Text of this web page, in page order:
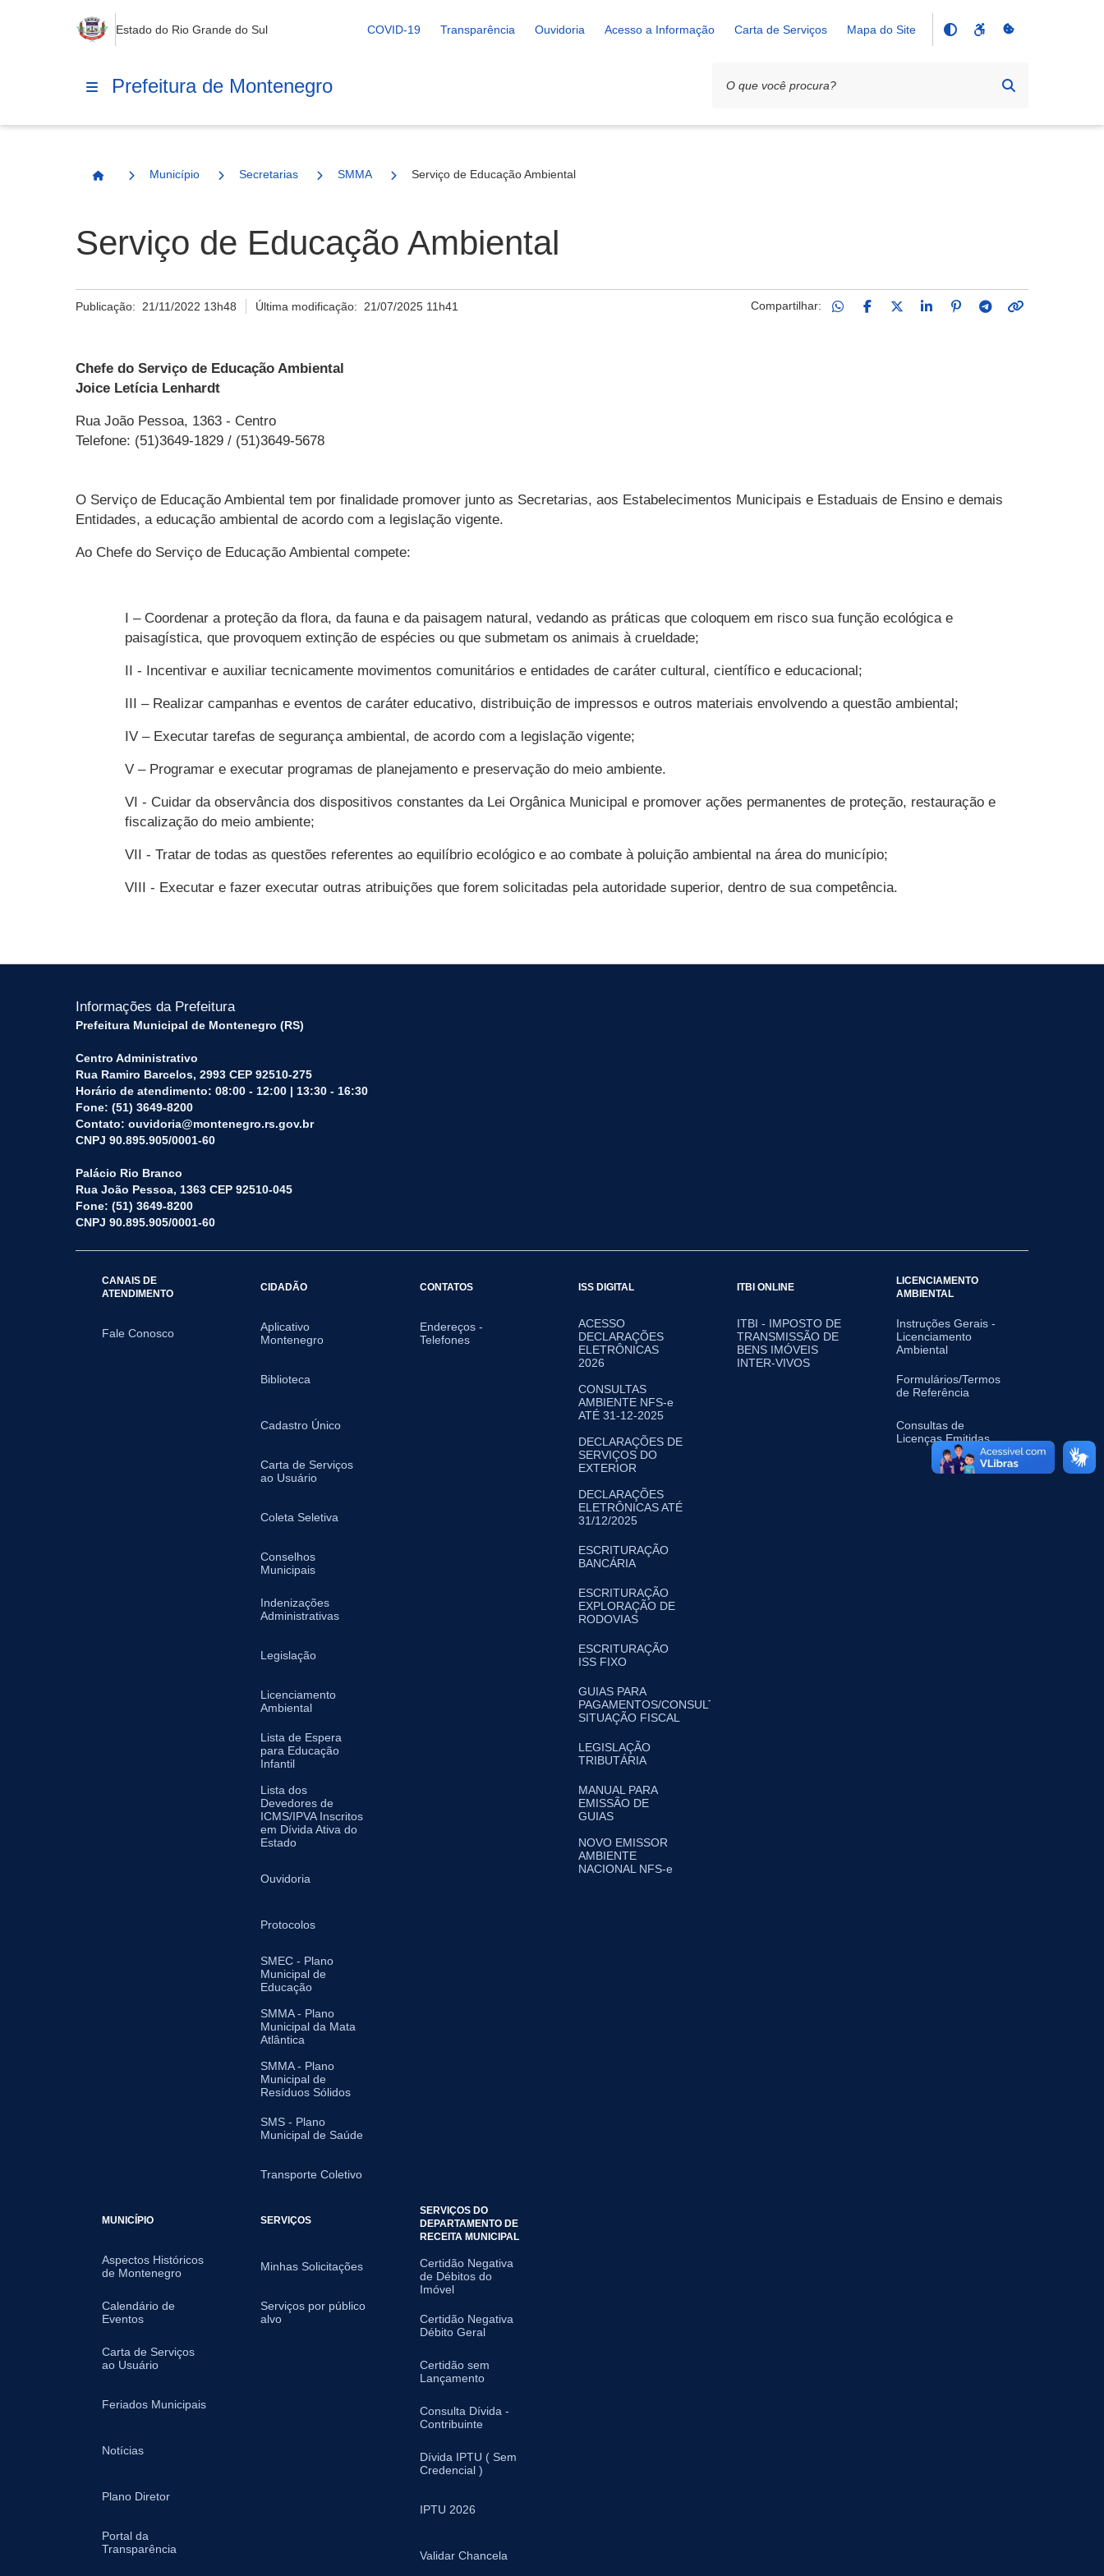
Estado do Rio Grande do Sul COVID-19 Transparência Ouvidoria Acesso a Informação Carta de Serviços Mapa do Site
Prefeitura de Montenegro
Página Inicial
Município Secretarias SMMA Serviço de Educação Ambiental
Serviço de Educação Ambiental
Publicação: 21/11/2022 13h48 Última modificação: 21/07/2025 11h41 Compartilhar:
Chefe do Serviço de Educação Ambiental
Joice Letícia Lenhardt
Rua João Pessoa, 1363 - Centro
Telefone: (51)3649-1829 / (51)3649-5678
O Serviço de Educação Ambiental tem por finalidade promover junto as Secretarias, aos Estabelecimentos Municipais e Estaduais de Ensino e demais
Entidades, a educação ambiental de acordo com a legislação vigente.
Ao Chefe do Serviço de Educação Ambiental compete:
I – Coordenar a proteção da flora, da fauna e da paisagem natural, vedando as práticas que coloquem em risco sua função ecológica e
paisagística, que provoquem extinção de espécies ou que submetam os animais à crueldade;
II - Incentivar e auxiliar tecnicamente movimentos comunitários e entidades de caráter cultural, científico e educacional;
III – Realizar campanhas e eventos de caráter educativo, distribuição de impressos e outros materiais envolvendo a questão ambiental;
IV – Executar tarefas de segurança ambiental, de acordo com a legislação vigente;
V – Programar e executar programas de planejamento e preservação do meio ambiente.
VI - Cuidar da observância dos dispositivos constantes da Lei Orgânica Municipal e promover ações permanentes de proteção, restauração e
fiscalização do meio ambiente;
VII - Tratar de todas as questões referentes ao equilíbrio ecológico e ao combate à poluição ambiental na área do município;
VIII - Executar e fazer executar outras atribuições que forem solicitadas pela autoridade superior, dentro de sua competência.
Informações da Prefeitura
Prefeitura Municipal de Montenegro (RS)
Centro Administrativo
Rua Ramiro Barcelos, 2993 CEP 92510-275
Horário de atendimento: 08:00 - 12:00 | 13:30 - 16:30
Fone: (51) 3649-8200
Contato: ouvidoria@montenegro.rs.gov.br
CNPJ 90.895.905/0001-60
Palácio Rio Branco
Rua João Pessoa, 1363 CEP 92510-045
Fone: (51) 3649-8200
CNPJ 90.895.905/0001-60
CANAIS DE
ATENDIMENTO
Fale Conosco
CIDADÃO
Aplicativo
Montenegro
Biblioteca
Cadastro Único
Carta de Serviços
ao Usuário
Coleta Seletiva
Conselhos
Municipais
Indenizações
Administrativas
Legislação
Licenciamento
Ambiental
Lista de Espera
para Educação
Infantil
Lista dos
Devedores de
ICMS/IPVA Inscritos
em Dívida Ativa do
Estado
Ouvidoria
Protocolos
SMEC - Plano
Municipal de
Educação
SMMA - Plano
Municipal da Mata
Atlântica
SMMA - Plano
Municipal de
Resíduos Sólidos
SMS - Plano
Municipal de Saúde
Transporte Coletivo
CONTATOS
Endereços -
Telefones
ISS DIGITAL
ACESSO
DECLARAÇÕES
ELETRÔNICAS
2026
CONSULTAS
AMBIENTE NFS-e
ATÉ 31-12-2025
DECLARAÇÕES DE
SERVIÇOS DO
EXTERIOR
DECLARAÇÕES
ELETRÔNICAS ATÉ
31/12/2025
ESCRITURAÇÃO
BANCÁRIA
ESCRITURAÇÃO
EXPLORAÇÃO DE
RODOVIAS
ESCRITURAÇÃO
ISS FIXO
GUIAS PARA
PAGAMENTOS/CONSULTA
SITUAÇÃO FISCAL
LEGISLAÇÃO
TRIBUTÁRIA
MANUAL PARA
EMISSÃO DE
GUIAS
NOVO EMISSOR
AMBIENTE
NACIONAL NFS-e
ITBI ONLINE
ITBI - IMPOSTO DE
TRANSMISSÃO DE
BENS IMÓVEIS
INTER-VIVOS
LICENCIAMENTO
AMBIENTAL
Instruções Gerais -
Licenciamento
Ambiental
Formulários/Termos
de Referência
Consultas de
Licenças Emitidas
MUNICÍPIO
Aspectos Históricos
de Montenegro
Calendário de
Eventos
Carta de Serviços
ao Usuário
Feriados Municipais
Notícias
Plano Diretor
Portal da
Transparência
SERVIÇOS
Minhas Solicitações
Serviços por público
alvo
SERVIÇOS DO
DEPARTAMENTO DE
RECEITA MUNICIPAL
Certidão Negativa
de Débitos do
Imóvel
Certidão Negativa
Débito Geral
Certidão sem
Lançamento
Consulta Dívida -
Contribuinte
Dívida IPTU ( Sem
Credencial )
IPTU 2026
Validar Chancela